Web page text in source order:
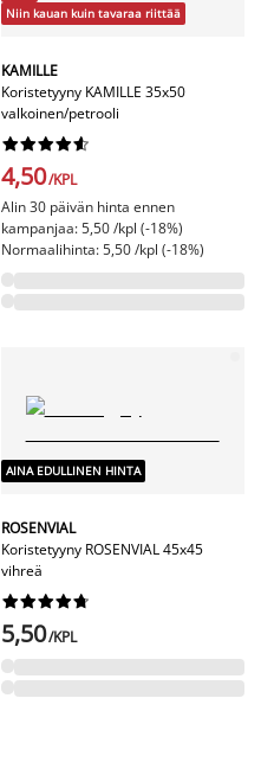
Niin kauan kuin tavaraa riittää
KAMILLE
Koristetyyny KAMILLE 35x50
valkoinen/petrooli






4,50/KPL
Alin 30 päivän hinta ennen
kampanjaa: 5,50 /kpl (-18%)
Normaalihinta: 5,50 /kpl (-18%)
AINA EDULLINEN HINTA
ROSENVIAL
Koristetyyny ROSENVIAL 45x45
vihreä






5,50/KPL